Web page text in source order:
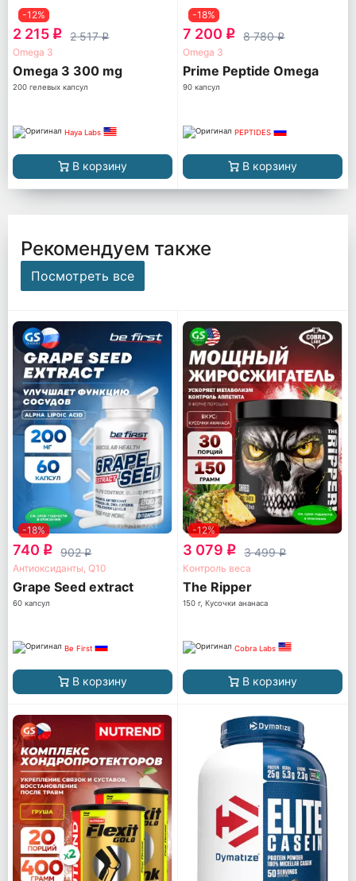
-12%
2 215 q 2 517q
Omega 3
Omega 3 300 mg
200 гелевых капсул
Haya Labs
В корзину
-18%
7 200 q 8 780q
Omega 3
Prime Peptide Omega
90 капсул
PEPTIDES
В корзину
Рекомендуем также
Посмотреть все
-18%
740 q 902q
Антиоксиданты, Q10
Grape Seed extract
60 капсул
Be First
В корзину
-12%
3 079 q 3 499q
Контроль веса
The Ripper
150 г, Кусочки ананаса
Cobra Labs
В корзину